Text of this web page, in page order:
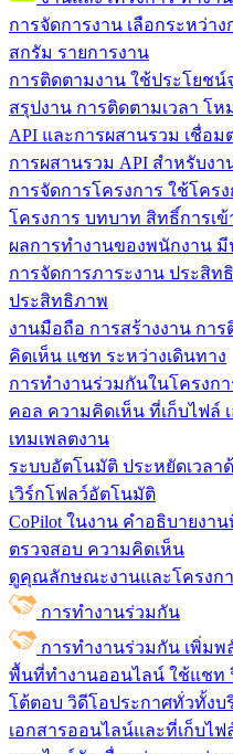
การจัดการงาน เลือกระหว่า
สกรัม รายการงาน
การติดตามงาน ใช้ประโยชน์
สรุปงาน การติดตามเวลา โ
API และการผสานรวม เชื่อม
การผสานรวม API สำหรับง
การจัดการโครงการ ใช้โครง
โครงการ บทบาท สิทธิ์การเข้
ผลการทำงานของพนักงาน มี
การจัดการภาระงาน ประสิ
ประสิทธิภาพ
งานมือถือ การสร้างงาน กา
คิดเห็น แชท ระหว่างเดินทาง
การทำงานร่วมกันในโครงกา
คอล ความคิดเห็น ที่เก็บไฟล์
เทมเพลตงาน
ระบบอัตโนมัติ ประหยัดเวลา
เวิร์กโฟลว์อัตโนมัติ
CoPilot ในงาน คำอธิบายงาน
ตรวจสอบ ความคิดเห็น
ดูคุณลักษณะงานและโครงก
การทำงานร่วมกัน
การทำงานร่วมกัน เพิ่มพ
พื้นที่ทำงานออนไลน์ ใช้แชท
โต้ตอบ วิดีโอประกาศทั่วทั้งบ
เอกสารออนไลน์และที่เก็บไฟ